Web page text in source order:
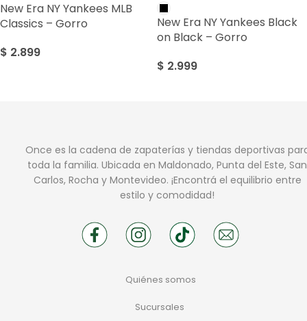
New Era NY Yankees MLB
Classics – Gorro
$ 2.899
New Era NY Yankees Black
on Black – Gorro
$ 2.999
Once es la cadena de zapaterías y tiendas deportivas
toda la familia. Ubicada en Maldonado, Punta del Este, San
Carlos, Rocha y Montevideo. ¡Encontrá el equilibrio entre
estilo y comodidad!
Quiénes somos
Sucursales